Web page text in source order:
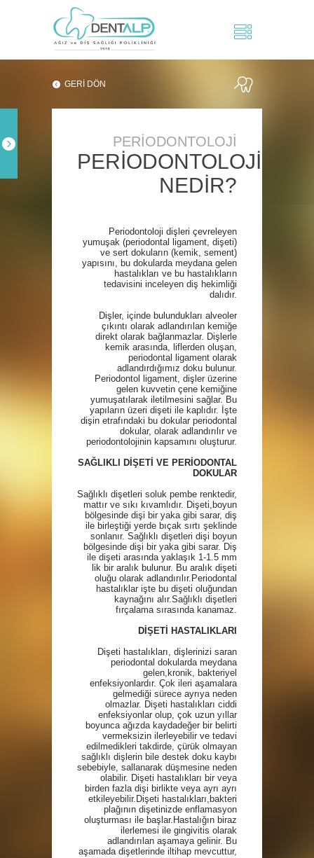
GERİ DÖN
PERİODONTOLOJİ
PERİODONTOLOJİ
NEDİR?
Periodontoloji dişleri çevreleyen
yumuşak (periodontal ligament, dişeti)
ve sert dokuların (kemik, sement)
yapısını, bu dokularda meydana gelen
hastalıkları ve bu hastalıkların
tedavisini inceleyen diş hekimliği
dalıdır.
Dişler, içinde bulundukları alveoler
çıkıntı olarak adlandırılan kemiğe
direkt olarak bağlanmazlar. Dişlerle
kemik arasında, liflerden oluşan,
periodontal ligament olarak
adlandırdığımız doku bulunur.
Periodontol ligament, dişler üzerine
gelen kuvvetin çene kemiğine
yumuşatılarak iletilmesini sağlar. Bu
yapıların üzeri dişeti ile kaplıdır. İşte
dişin etrafındaki bu dokular periodontal
dokular, olarak adlandırılır ve
periodontolojinin kapsamını oluşturur.
SAĞLIKLI DİŞETİ VE PERİODONTAL
DOKULAR
Sağlıklı dişetleri soluk pembe renktedir,
mattır ve sıkı kıvamlıdır. Dişeti,boyun
bölgesinde dişi bir yaka gibi sarar, diş
ile birleştiği yerde bıçak sırtı şeklinde
sonlanır. Sağlıklı dişetleri dişi boyun
bölgesinde dişi bir yaka gibi sarar. Diş
ile dişeti arasında yaklaşık 1-1.5 mm
lik bir aralık bulunur. Bu aralık dişeti
oluğu olarak adlandırılır.Periodontal
hastalıklar işte bu dişeti oluğundan
kaynağını alır.Sağlıklı dişetleri
fırçalama sırasında kanamaz.
DİŞETİ HASTALIKLARI
Dişeti hastalıkları, dişlerinizi saran
periodontal dokularda meydana
gelen,kronik, bakteriyel
enfeksiyonlardır. Çok ileri aşamalara
gelmediği sürece ayrıya neden
olmazlar. Dişeti hastalıkları ciddi
enfeksiyonlar olup, çok uzun yıllar
boyunca ağızda kaydadeğer bir belirti
vermeksizin ilerleyebilir ve tedavi
edilmedikleri takdirde, çürük olmayan
sağlıklı dişlerin bile destek doku kaybı
sebebiyle, sallanarak düşmesine neden
olabilir. Dişeti hastalıkları bir veya
birden fazla dişi birlikte veya ayrı ayrı
etkileyebilir.Dişeti hastalıkları,bakteri
plağının dişetinizde enflamasyon
oluşturması ile başlar.Hastalığın biraz
ilerlemesi ile gingivitis olarak
adlandırılan aşamaya gelinir. Bu
aşamada dişetlerinde iltihap mevcuttur,